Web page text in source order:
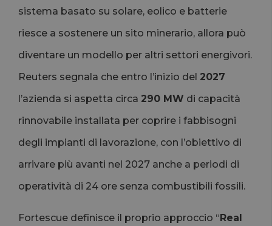
sistema basato su solare, eolico e batterie
riesce a sostenere un sito minerario, allora può
diventare un modello per altri settori energivori.
Reuters segnala che entro l’inizio del 2027
l’azienda si aspetta circa 290 MW di capacità
rinnovabile installata per coprire i fabbisogni
degli impianti di lavorazione, con l’obiettivo di
arrivare più avanti nel 2027 anche a periodi di
operatività di 24 ore senza combustibili fossili.
Fortescue definisce il proprio approccio “Real